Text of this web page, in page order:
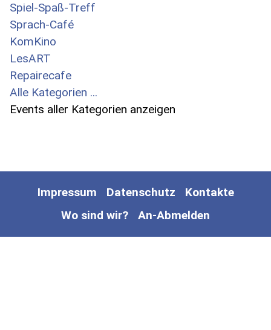
Spiel-Spaß-Treff
Sprach-Café
KomKino
LesART
Repairecafe
Alle Kategorien ...
Events aller Kategorien anzeigen
Impressum Datenschutz
Kontakte
Wo sind wir?
An-Abmelden